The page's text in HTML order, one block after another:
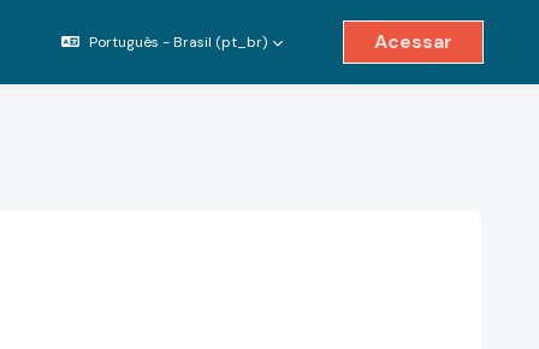
entrada de pesquisa
Português - Brasil ‎(pt_br)‎ Acessar